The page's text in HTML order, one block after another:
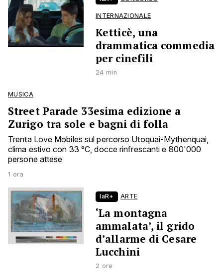
INTERNAZIONALE
Ketticè, una
drammatica commedia
per cinefili
24 min
MUSICA
Street Parade 33esima edizione a
Zurigo tra sole e bagni di folla
Trenta Love Mobiles sul percorso Utoquai-Mythenquai,
clima estivo con 33 °C, docce rinfrescanti e 800'000
persone attese
1 ora
laR+ ARTE
‘La montagna
ammalata’, il grido
d’allarme di Cesare
Lucchini
2 ore